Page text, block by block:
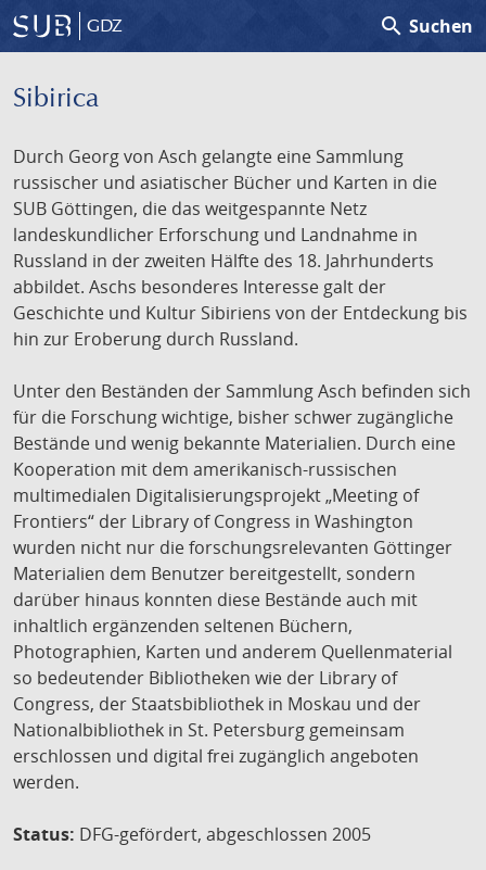
GDZ search Suchen
Sibirica
Durch Georg von Asch gelangte eine Sammlung
russischer und asiatischer Bücher und Karten in die
SUB Göttingen, die das weitgespannte Netz
landeskundlicher Erforschung und Landnahme in
Russland in der zweiten Hälfte des 18. Jahrhunderts
abbildet. Aschs besonderes Interesse galt der
Geschichte und Kultur Sibiriens von der Entdeckung bis
hin zur Eroberung durch Russland.
Unter den Beständen der Sammlung Asch befinden sich
für die Forschung wichtige, bisher schwer zugängliche
Bestände und wenig bekannte Materialien. Durch eine
Kooperation mit dem amerikanisch-russischen
multimedialen Digitalisierungsprojekt „Meeting of
Frontiers“ der Library of Congress in Washington
wurden nicht nur die forschungsrelevanten Göttinger
Materialien dem Benutzer bereitgestellt, sondern
darüber hinaus konnten diese Bestände auch mit
inhaltlich ergänzenden seltenen Büchern,
Photographien, Karten und anderem Quellenmaterial
so bedeutender Bibliotheken wie der Library of
Congress, der Staatsbibliothek in Moskau und der
Nationalbibliothek in St. Petersburg gemeinsam
erschlossen und digital frei zugänglich angeboten
werden.
Status: DFG-gefördert, abgeschlossen 2005